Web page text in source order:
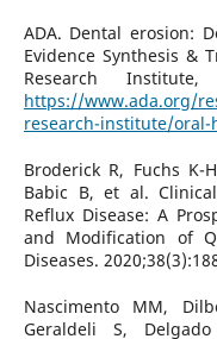
ADA. Dental erosion:
Evidence Synthesis &
Research
https://www.ada.org/
research-institute/
Broderick R, Fuchs K-
Babic B, et al.
Reflux Disease: A
and Modification of
Diseases.
Nascimento MM,
Geraldeli S,